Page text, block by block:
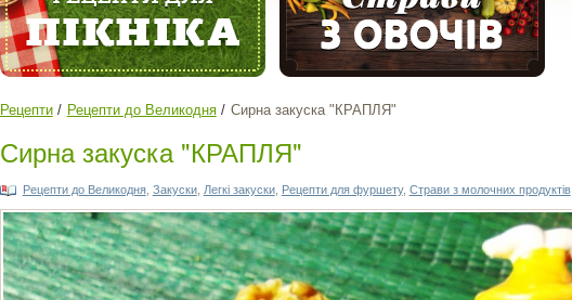
Рецепти Рецепти до Великодня Сирна закуска "КРАПЛЯ"
Сирна закуска "КРАПЛЯ"
Рецепти до Великодня, Закуски, Легкі закуски, Рецепти для фуршету, Страви з молочних продуктів